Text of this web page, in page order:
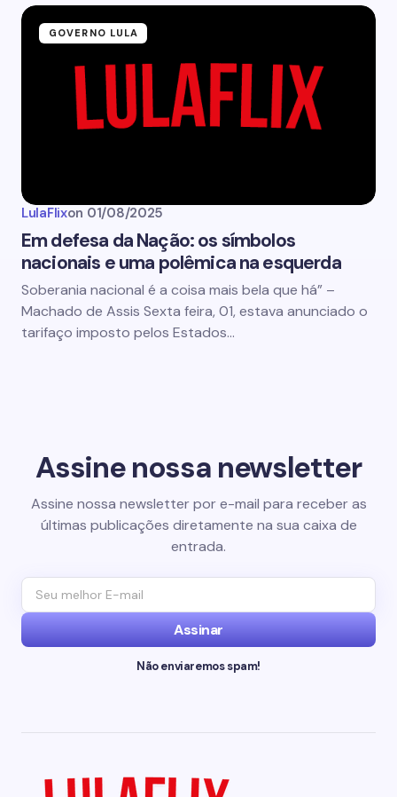
GOVERNO LULA
LulaFlixon 01/08/2025
Em defesa da Nação: os símbolos
nacionais e uma polêmica na esquerda
Soberania nacional é a coisa mais bela que há” –
Machado de Assis Sexta feira, 01, estava anunciado o
tarifaço imposto pelos Estados…
Assine nossa newsletter
Assine nossa newsletter por e-mail para receber as
últimas publicações diretamente na sua caixa de
entrada.
Assinar
Não enviaremos spam!